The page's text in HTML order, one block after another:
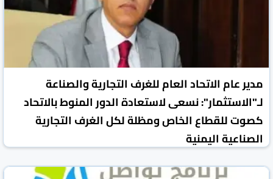
مدير عام الاتحاد العام للغرف التجارية والصناعة
لـ"الاستثمار": نسعى لاستعادة الدور المنوط بالاتحاد
كصوت للقطاع الخاص ومظلة لكل الغرف التجارية
الصناعية اليمنية